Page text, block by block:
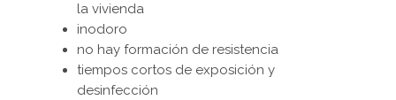
la vivienda
inodoro
no hay formación de resistencia
tiempos cortos de exposición y
desinfección